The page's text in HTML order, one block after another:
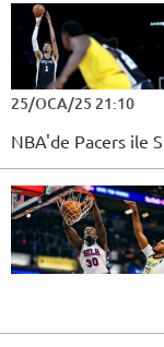
25/OCA/25 21:10
NBA'de Pacers ile